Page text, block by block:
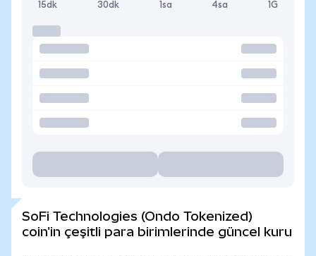
15dk 30dk 1sa 4sa 1G
SoFi Technologies (Ondo Tokenized)
coin'in çeşitli para birimlerinde güncel kuru